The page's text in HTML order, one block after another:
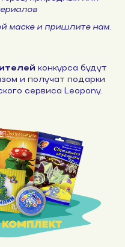
маске и пришлите нам.
конкурса будут
и получат подарки
сервиса Leopony.